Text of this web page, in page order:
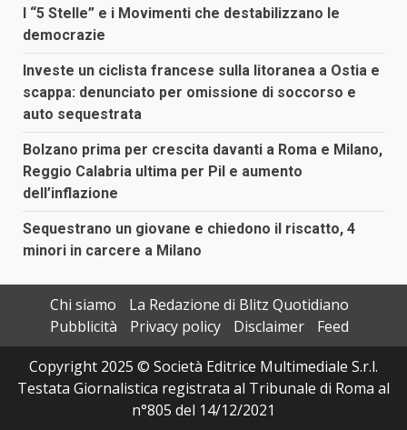
I “5 Stelle” e i Movimenti che destabilizzano le
democrazie
Investe un ciclista francese sulla litoranea a Ostia e
scappa: denunciato per omissione di soccorso e
auto sequestrata
Bolzano prima per crescita davanti a Roma e Milano,
Reggio Calabria ultima per Pil e aumento
dell’inflazione
Sequestrano un giovane e chiedono il riscatto, 4
minori in carcere a Milano
Chi siamo
La Redazione di Blitz Quotidiano
Pubblicità
Privacy policy Disclaimer
Feed
Copyright 2025 © Società Editrice Multimediale S.r.l.
Testata Giornalistica registrata al Tribunale di Roma al
n°805 del 14/12/2021